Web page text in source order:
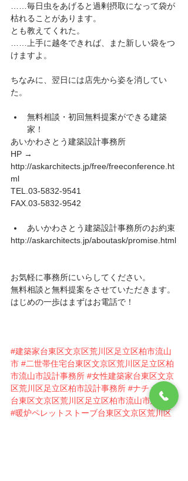
……毎日虫をあげると過剰摂取になって袋が
枯れることがあります。
とも教えてくれた。
……上手に越冬できれば、また新しい袋をつ
けますよ。
ちなみに、翌日には店先から姿を消してい
た。
無料相談・初回無料提案ができる建築
家！
あいかわさとう建築設計事務所
HP →
http://askarchitects.jp/free/freeconference.ht
ml
TEL.03-5832-9541
FAX.03-5832-9542
あいかわさとう建築設計事務所のお約束
http://askarchitects.jp/aboutask/promise.html
お気軽に事務所にいらしてください。
無料相談と無料提案をさせていただきます。
はじめの一歩はまずはお電話で！
#建築家台東区文京区荒川区足立区柏市流山
市 #二世帯住宅台東区文京区荒川区足立区柏
市流山市設計事務所 #女性建築家台東区文京
区荒川区足立区柏市設計事務所 #ナチュラル
台東区文京区荒川区足立区柏市流山市建築家
#暖炉ペレットストーブ台東区文京区荒川区